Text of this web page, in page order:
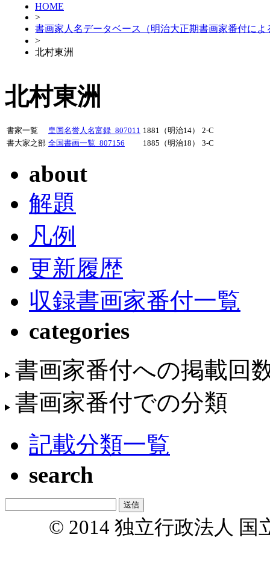
HOME
>
書画家人名データベース（明治大正期書画家番付によ
>
北村東洲
北村東洲
書家一覧 皇国名誉人名富録_807011 1881（明治14）
2-C
書大家之部 全国書画一覧_807156 1885（明治18） 3-C
about
解題
凡例
更新履歴
収録書画家番付一覧
categories
書画家番付への掲載回
書画家番付での分類
記載分類一覧
search
© 2014 独立行政法人 国